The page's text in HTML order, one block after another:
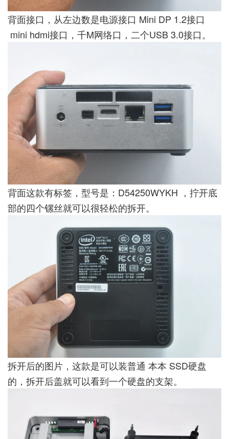
背面接口，从左边数是电源接口 Mini DP 1.2接口
mini hdmi接口，千M网络口，二个USB 3.0接口。
背面这款有标签，型号是：D54250WYKH ，拧开底
部的四个镙丝就可以很轻松的拆开。
拆开后的图片，这款是可以装普通 本本 SSD硬盘
的，拆开后盖就可以看到一个硬盘的支架。